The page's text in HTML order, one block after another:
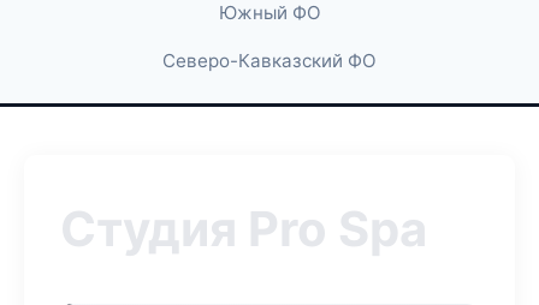
Южный ФО
Северо-Кавказский ФО
Студия Pro Spa